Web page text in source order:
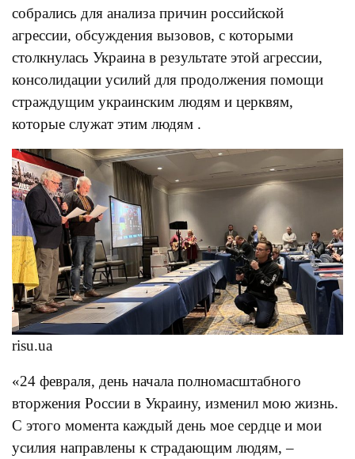
собрались для анализа причин российской
агрессии, обсуждения вызовов, с которыми
столкнулась Украина в результате этой агрессии,
консолидации усилий для продолжения помощи
страждущим украинским людям и церквям,
которые служат этим людям .
risu.ua
«24 февраля, день начала полномасштабного
вторжения России в Украину, изменил мою жизнь.
С этого момента каждый день мое сердце и мои
усилия направлены к страдающим людям, –